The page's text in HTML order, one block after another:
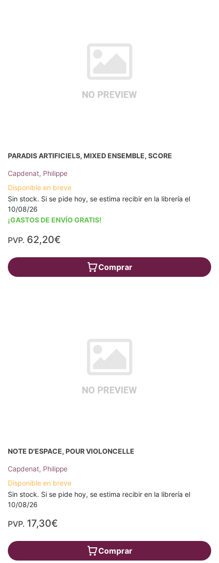
PARADIS ARTIFICIELS, MIXED ENSEMBLE, SCORE
Capdenat, Philippe
Disponible en breve
Sin stock. Si se pide hoy, se estima recibir en la librería el
10/08/26
¡GASTOS DE ENVÍO GRATIS!
PVP. 62,20€
Comprar
NOTE D'ESPACE, POUR VIOLONCELLE
Capdenat, Philippe
Disponible en breve
Sin stock. Si se pide hoy, se estima recibir en la librería el
10/08/26
PVP. 17,30€
Comprar